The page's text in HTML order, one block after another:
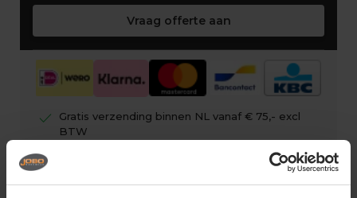
Vraag offerte aan
check
Gratis verzending binnen NL vanaf € 75,- excl
BTW
check
check